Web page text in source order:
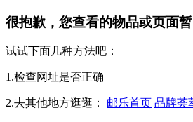
很抱歉，您查看的物品或页面
试试下面几种方法吧：
1.检查网址是否正确
2.去其他地方逛逛： 邮乐首页 品牌荟